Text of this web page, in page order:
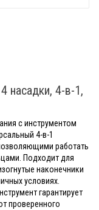
насадки, 4-в-1,
с инструментом
4-в-1
работать
Подходит для
наконечники
условиях.
гарантирует
проверенного